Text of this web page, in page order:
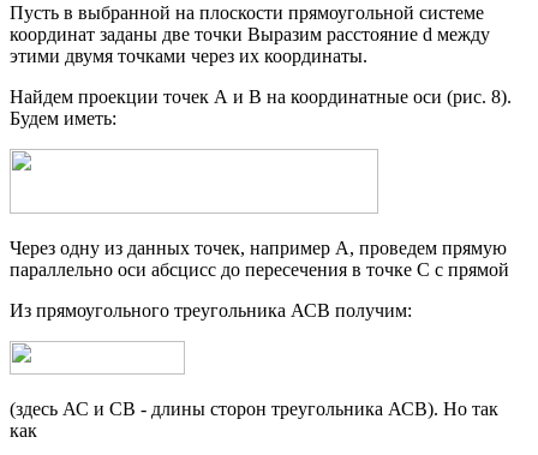
Пусть в выбранной на плоскости прямоугольной системе
координат заданы две точки Выразим расстояние d между
этими двумя точками через их координаты.
Найдем проекции точек А и В на координатные оси (рис. 8).
Будем иметь:
Через одну из данных точек, например А, проведем прямую
параллельно оси абсцисс до пересечения в точке С с прямой
Из прямоугольного треугольника АСВ получим:
(здесь АС и СВ - длины сторон треугольника АСВ). Но так
как